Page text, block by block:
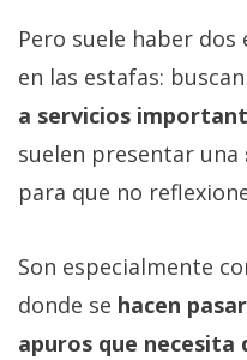
Pero suele haber
en las estafas: buscan
a servicios
suelen presentar una
para que no
Son especialmente
donde se hacen
apuros que